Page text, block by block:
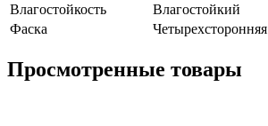
Влагостойкость
Влагостойкий
Фаска
Четырехсторонняя
Просмотренные товары